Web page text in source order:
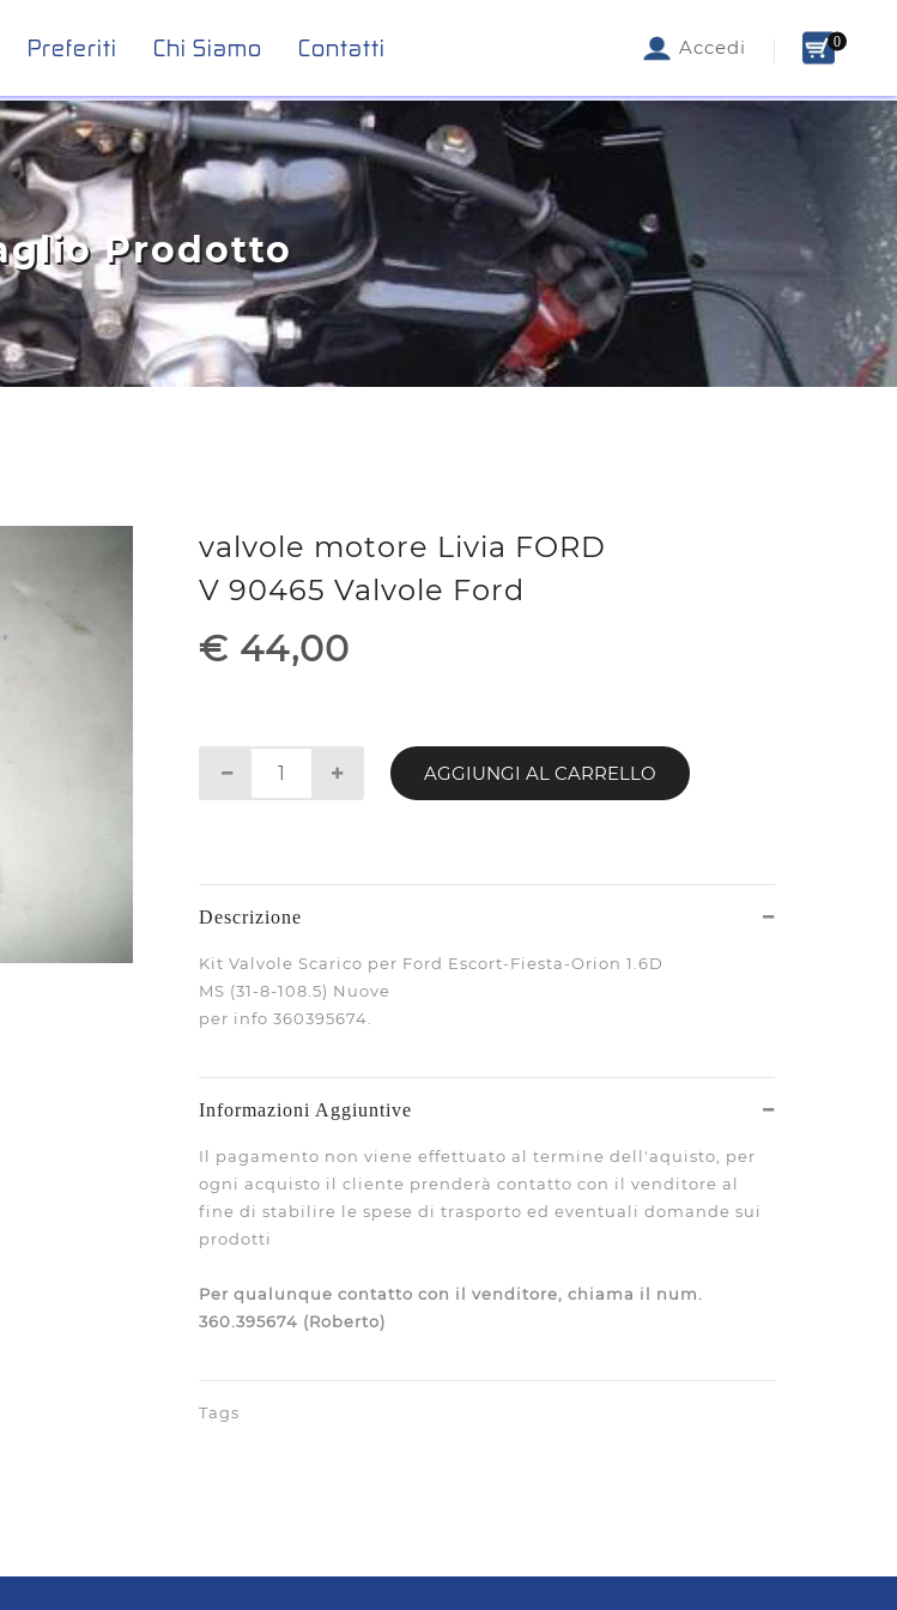
Preferiti Chi Siamo Contatti Accedi 0
Prodotto
valvole motore Livia FORD
V 90465 Valvole Ford
€ 44,00
AGGIUNGI AL CARRELLO
Descrizione
Kit Valvole Scarico per Ford Escort-Fiesta-Orion 1.6D
MS (31-8-108.5) Nuove
per info 360395674.
Informazioni Aggiuntive
Il pagamento non viene effettuato al termine dell'aquisto, per
ogni acquisto il cliente prenderà contatto con il venditore al
fine di stabilire le spese di trasporto ed eventuali domande sui
prodotti
Per qualunque contatto con il venditore, chiama il num.
360.395674 (Roberto)
Tags